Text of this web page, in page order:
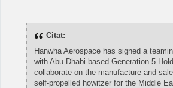
Citat:
Hanwha Aerospace has signed a
with Abu Dhabi-based Generation 5
collaborate on the manufacture and
self-propelled howitzer for the Middle